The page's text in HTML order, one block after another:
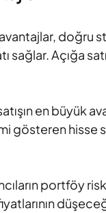
avantajlar, doğru
Açığa
en büyük
gösteren hisse
portföy